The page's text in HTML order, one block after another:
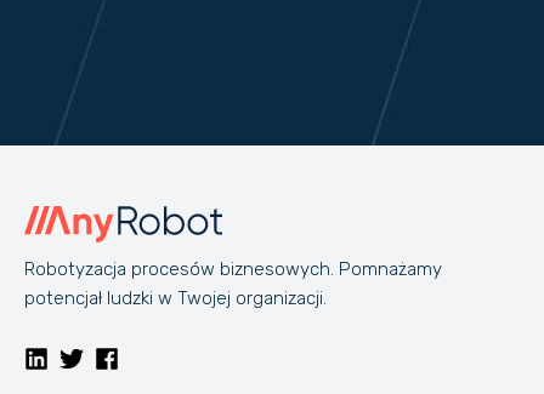
Robotyzacja procesów biznesowych. Pomnażamy
potencjał ludzki w Twojej organizacji.